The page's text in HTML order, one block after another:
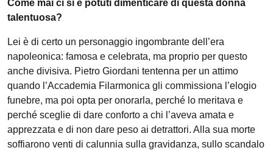
Come mai ci si è potuti dimenticare di questa donna
talentuosa?
Lei è di certo un personaggio ingombrante dell’era
napoleonica: famosa e celebrata, ma proprio per questo
anche divisiva. Pietro Giordani tentenna per un attimo
quando l’Accademia Filarmonica gli commissiona l’elogio
funebre, ma poi opta per onorarla, perché lo meritava e
perché sceglie di dare conforto a chi l’aveva amata e
apprezzata e di non dare peso ai detrattori. Alla sua morte
soffiarono venti di calunnia sulla gravidanza, sullo scandalo